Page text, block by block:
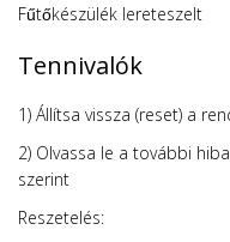
Fűtőkészülék lereteszelt
Tennivalók
1) Állítsa vissza (reset) a
2) Olvassa le a további
szerint
Reszetelés: